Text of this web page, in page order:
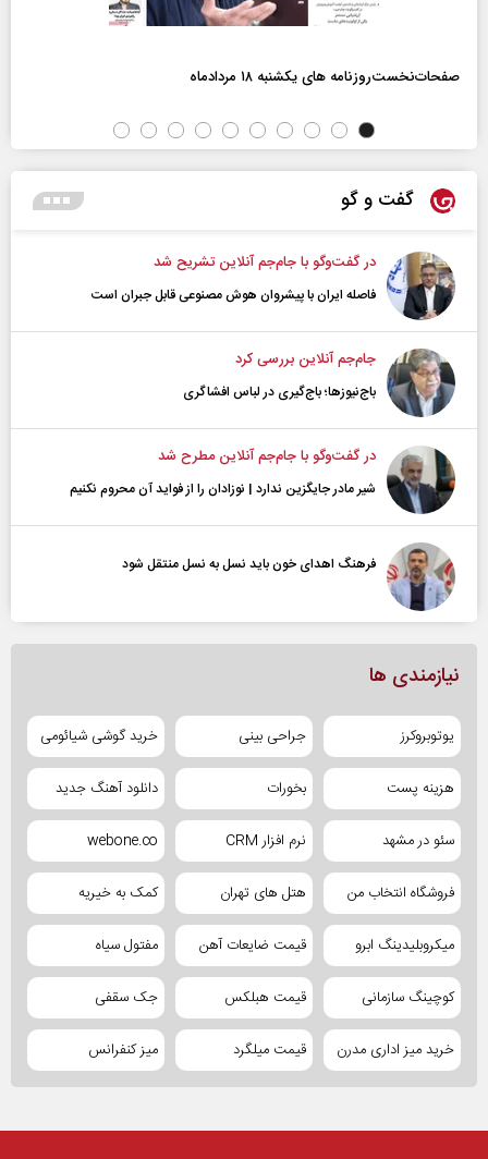
صفحات‌نخست‌روزنامه ها‌ی یکشنبه ۱۸ مردادماه
گفت و گو
در گفت‌و‌گو با جام‌جم آنلاین تشریح شد
فاصله ایران با پیشرو‌ان هوش مصنوعی قابل جبران است
جام‌جم آنلاین بررسی کرد
باج‌نیوزها؛ باج‌گیری در لباس افشاگری
در گفت‌و‌گو با جام‌جم آنلاین مطرح شد
شیر مادر جایگزین ندارد | نوزادان را از فواید آن محروم نکنیم
فرهنگ اهدای خون باید نسل به نسل منتقل شود
نیازمندی ها
یوتوبروکرز جراحی بینی خرید گوشی شیائومی
هزینه پست بخورات دانلود آهنگ جدید
سئو در مشهد نرم افزار CRM webone.co
فروشگاه انتخاب من هتل های تهران کمک به خیریه
میکروبلیدینگ ابرو قیمت ضایعات آهن مفتول سیاه
کوچینگ سازمانی قیمت هبلکس جک سقفی
خرید میز اداری مدرن قیمت میلگرد میز کنفرانس